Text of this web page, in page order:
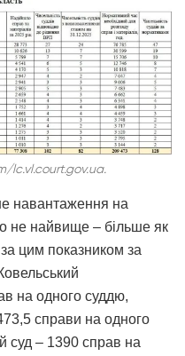
lc.vl.court.gov.ua.
навантаження на
не найвище – більше як
цим показником за
на одного суддю,
справи на одного
суд – 1390 справ на